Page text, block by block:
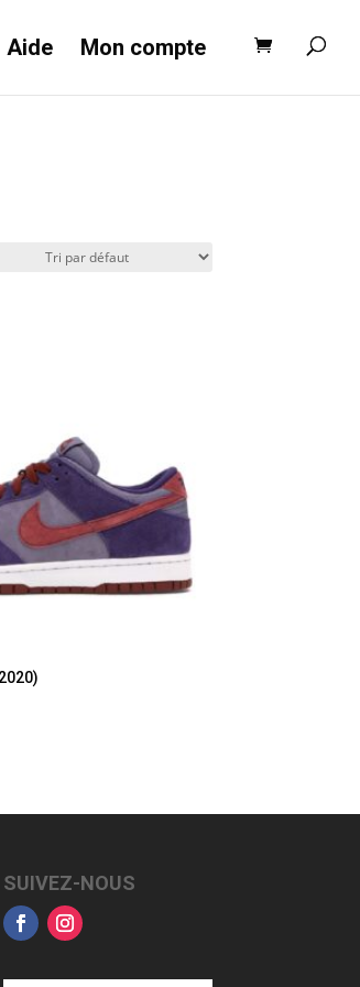
Aide Mon compte
SUIVEZ-NOUS